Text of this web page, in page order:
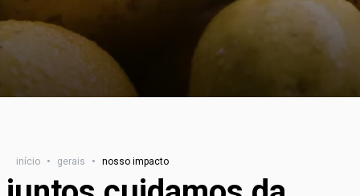
início • gerais • nosso impacto